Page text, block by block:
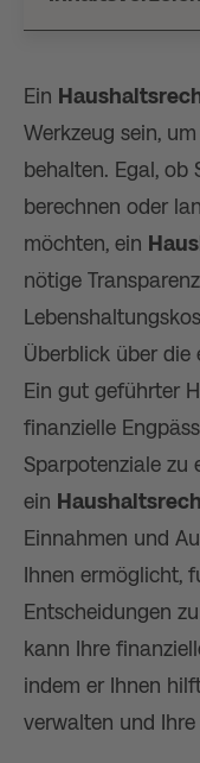
Ein
Werkzeug sein,
behalten. Egal, ob
berechnen oder
möchten, ein
nötige
Überblick über die
Ein gut geführter
finanzielle
Sparpotenziale zu
ein
Einnahmen und
Ihnen ermöglicht,
Entscheidungen
kann Ihre
indem er Ihnen
verwalten und